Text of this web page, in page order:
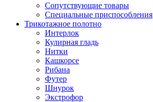
Сопутствующие товары
Специальные приспособления
Трикотажное полотно
Интерлок
Кулирная гладь
Нитки
Кашкорсе
Рибана
Футер
Шнурок
Экстрофор